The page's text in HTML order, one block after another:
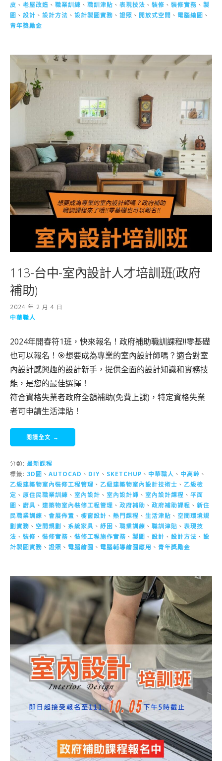
皮 、 老屋改造 、 職業訓練 、 職訓津貼 、 表現技法 、 裝修 、 裝修實務 、 製
圖 、 設計 、 設計方法 、 設計製圖實務 、 證照 、 開放式空間 、 電腦繪圖 、
青年獎勵金
113-台中-室內設計人才培訓班(政府
補助)
2024 年 2 月 4 日
中華職人
2024年開春符1班，快來報名！政府補助職訓課程‼️零基礎
也可以報名！🎯想要成為專業的室內設計師嗎？適合對室
內設計感興趣的設計新手，提供全面的設計知識和實務技
能，是您的最佳選擇！
符合資格失業者政府全額補助(免費上課)，特定資格失業
者可申請生活津貼！
閱讀全文 →
分類: 最新課程
標籤: 3D圖 、 AUTOCAD 、 DIY 、 SKETCHUP 、 中華職人 、 中高齡 、
乙級建築物室內裝修工程管理 、 乙級建築物室內設計技術士 、 乙級檢
定 、 原住民職業訓練 、 室內設計 、 室內設計師 、 室內設計課程 、 平面
圖 、 廚具 、 建築物室內裝修工程管理 、 政府補助 、 政府補助課程 、 新住
民職業訓練 、 會展佈置 、 櫥窗設計 、 熱門課程 、 生活津貼 、 空間環境規
劃實務 、 空間規劃 、 系統家具 、 紓困 、 職業訓練 、 職訓津貼 、 表現技
法 、 裝修 、 裝修實務 、 裝修工程施作實務 、 製圖 、 設計 、 設計方法 、 設
計製圖實務 、 證照 、 電腦繪圖 、 電腦輔導繪圖應用 、 青年獎勵金